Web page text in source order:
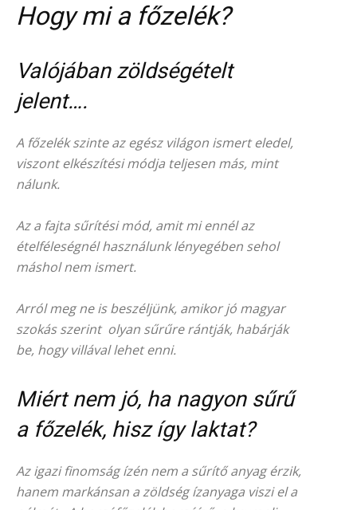
Hogy mi a főzelék?
Valójában zöldségételt
jelent….
A főzelék szinte az egész világon ismert eledel,
viszont elkészítési módja teljesen más, mint
nálunk.
Az a fajta sűrítési mód, amit mi ennél az
ételféleségnél használunk lényegében sehol
máshol nem ismert.
Arról meg ne is beszéljünk, amikor jó magyar
szokás szerint olyan sűrűre rántják, habárják
be, hogy villával lehet enni.
Miért nem jó, ha nagyon sűrű
a főzelék, hisz így laktat?
Az igazi finomság ízén nem a sűrítő anyag érzik,
hanem markánsan a zöldség ízanyaga viszi el a